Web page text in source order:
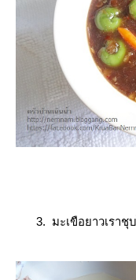
3. มะเขือยาวเรา